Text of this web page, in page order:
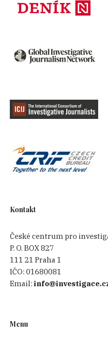
Kontakt
České centrum pro
P. O. BOX 827
111 21 Praha 1
IČO:01680081
Email:
Menu